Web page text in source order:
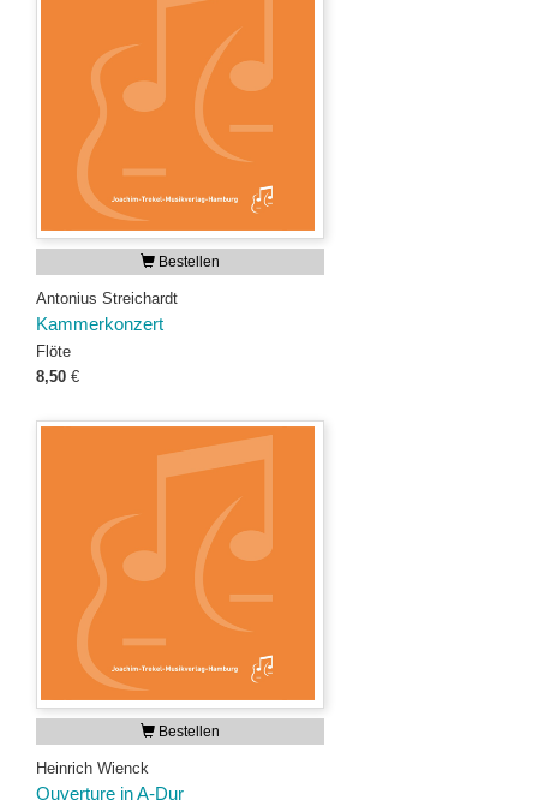
Bestellen
Antonius Streichardt
Kammerkonzert
Flöte
8,50 €
Bestellen
Heinrich Wienck
Ouverture in A-Dur